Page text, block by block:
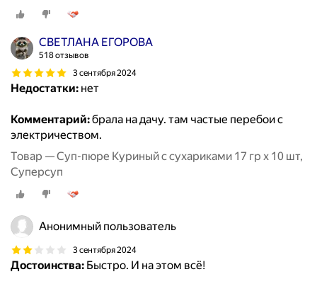
СВЕТЛАНА ЕГОРОВА
518 отзывов
3 сентября 2024
Недостатки: нет
Комментарий:брала на дачу. там частые перебои с
электричеством.
Товар — Суп-пюре Куриный с сухариками 17 гр x 10 шт,
Суперсуп
Анонимный пользователь
3 сентября 2024
Достоинства: Быстро. И на этом всё!